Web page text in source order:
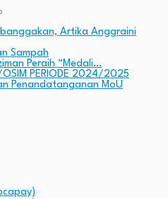
Artika Anggraini
Sampah
Peraih “Medali…
OSIM PERIODE 2024/2025
Penandatanganan MoU